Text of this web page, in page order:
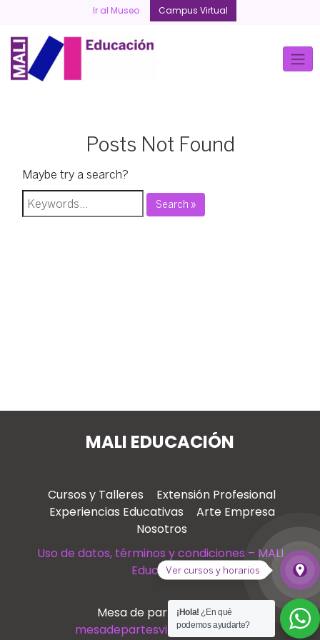
content
Ir al Museo Campus Virtual
Posts Not Found
Maybe try a search?
Search »
MALI EDUCACIÓN
Cursos y Talleres
Extensión Profesional
Experiencias Educativas
Arte Empresa
Nosotros
Uso de datos, términos y condiciones – MALI
Educación
Mesa de partes virtual
mesadepartesvirtual@mali.pe
¡Hola! ¿En qué
podemos ayudarte?
Ver
place
Ver cursos y horarios